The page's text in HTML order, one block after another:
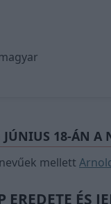
18-ÁN A
mellett
ÉS